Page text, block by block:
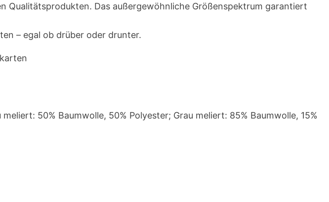
Qualitätsprodukten. Das außergewöhnliche Größenspektrum garantiert
– egal ob drüber oder drunter.
50% Baumwolle, 50% Polyester; Grau meliert: 85% Baumwolle, 15%